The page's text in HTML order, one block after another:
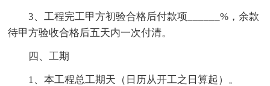
3、工程完工甲方初验合格后付款项______%，余款
待甲方验收合格后五天内一次付清。
四、工期
1、本工程总工期天（日历从开工之日算起）。